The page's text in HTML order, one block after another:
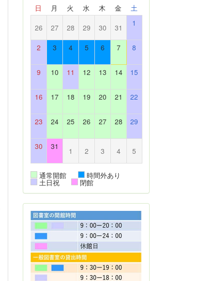
日 月 火 水 木 金 土
26 27 28 29 30 31 1
2 3 4 5 6 7 8
9 10 11 12 13 14 15
16 17 18 19 20 21 22
23 24 25 26 27 28 29
30 31 1 2 3 4 5
通常開館 時間外あり
土日祝 閉館